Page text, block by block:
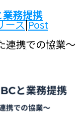
務提携
ース|Post
連携での協業〜